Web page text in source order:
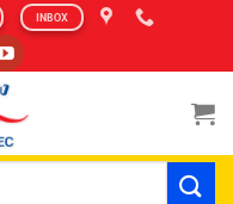
INBOX